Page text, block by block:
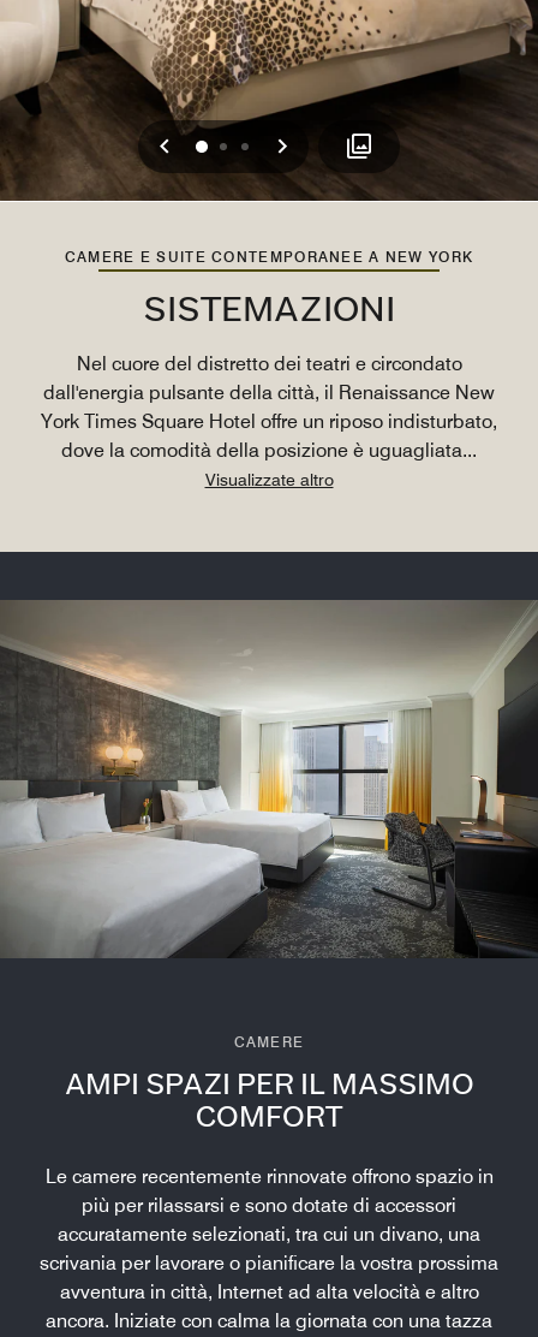
Precedente
0 1 2 Successivo
CAMERE E SUITE CONTEMPORANEE A NEW YORK
SISTEMAZIONI
Nel cuore del distretto dei teatri e circondato
dall'energia pulsante della città, il Renaissance New
York Times Square Hotel offre un riposo indisturbato,
dove la comodità della posizione è uguagliata...
Visualizzate altro
CAMERE
AMPI SPAZI PER IL MASSIMO
COMFORT
Le camere recentemente rinnovate offrono spazio in
più per rilassarsi e sono dotate di accessori
accuratamente selezionati, tra cui un divano, una
scrivania per lavorare o pianificare la vostra prossima
avventura in città, Internet ad alta velocità e altro
ancora. Iniziate con calma la giornata con una tazza